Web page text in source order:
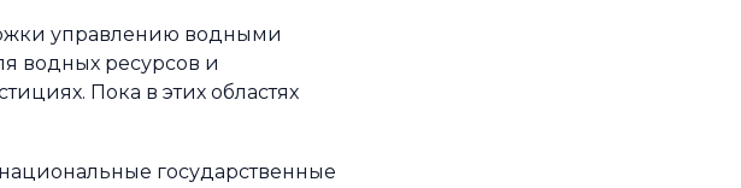
управлению водными
водных ресурсов и
Пока в этих областях
государственные